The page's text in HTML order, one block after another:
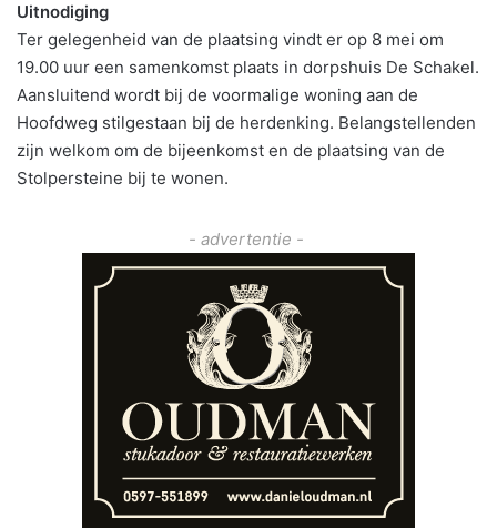
Uitnodiging
Ter gelegenheid van de plaatsing vindt er op 8 mei om
19.00 uur een samenkomst plaats in dorpshuis De Schakel.
Aansluitend wordt bij de voormalige woning aan de
Hoofdweg stilgestaan bij de herdenking. Belangstellenden
zijn welkom om de bijeenkomst en de plaatsing van de
Stolpersteine bij te wonen.
- advertentie -